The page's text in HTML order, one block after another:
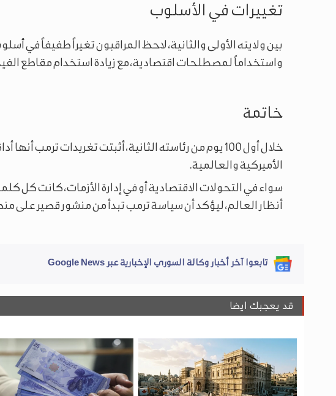
تغييرات في الأسلوب
بين ولايته الأولى والثانية، لاحظ المراقبون تغيراً طفيفاً في
واستخداماً لمصطلحات اقتصادية، مع زيادة استخدام مقاطع
خاتمة
خلال أول 100 يوم من رئاسته الثانية، أثبتت تغريدات ترمب
الأميركية والعالمية.
سواء في التحولات الاقتصادية أو في إدارة الأزمات، كانت
أنظار العالم، ليؤكد أن سياسة ترمب تبدأ من منشور قصير على
تابعوا آخر أخبار وكالة السوري الإخبارية عبر Google News
قد يعجبك ايضا